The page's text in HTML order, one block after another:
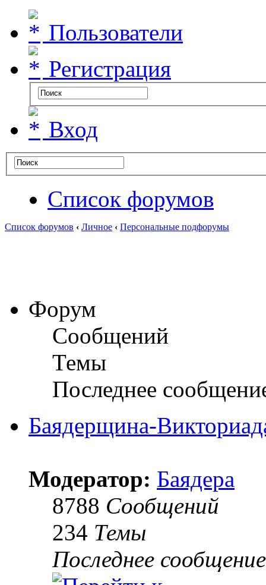
Пользователи
Регистрация
Вход
Список форумов
Список форумов ‹ Личное ‹ Персональные подфорумы
Форум
Сообщений
Темы
Последнее
Баядерщина-
Модератор: Баядера
8788 Сообщений
234 Темы
Последнее сообщение